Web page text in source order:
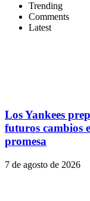
Trending
Comments
Latest
Los Yankees
futuros cambios
promesa
7 de agosto de 2026